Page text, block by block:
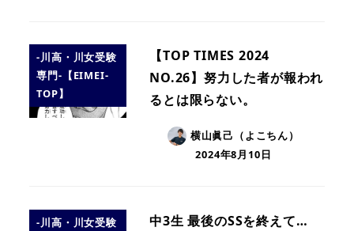
-川高・川女受験
専門-【EIMEI-
TOP】
【TOP TIMES 2024
NO.26】努力した者が報われ
るとは限らない。
横山眞己（よこちん）
2024年8月10日
-川高・川女受験
中3生 最後のSSを終えて…